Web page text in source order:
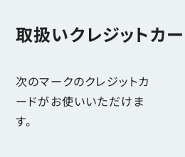
取扱いクレジットカ
次のマークのクレジットカ
ードがお使いいただけま
す。